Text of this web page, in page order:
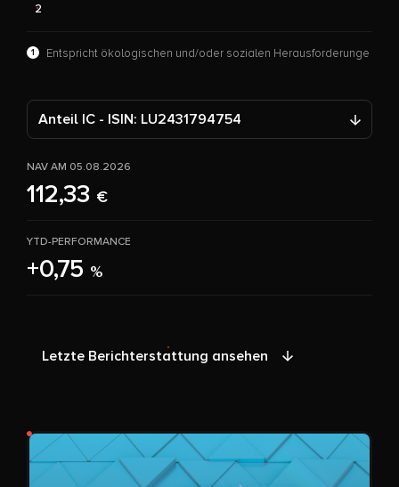
2
1 Entspricht ökologischen und/oder sozialen Herausforderunge
Anteil IC - ISIN: LU2431794754
NAV AM 05.08.2026
112,33 €
YTD-PERFORMANCE
+0,75 %
Letzte Berichterstattung ansehen